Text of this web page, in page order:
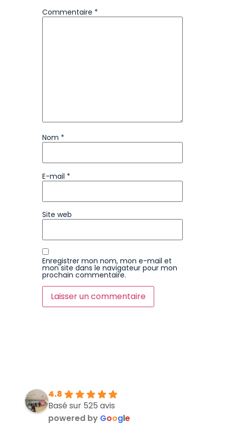
Commentaire *
Nom *
E-mail *
Site web
Enregistrer mon nom, mon e-mail et
mon site dans le navigateur pour mon
prochain commentaire.
4.8
Basé sur 525 avis
powered by Google